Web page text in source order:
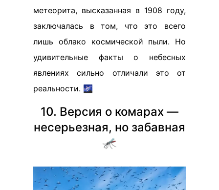
метеорита, высказанная в 1908 году,
заключалась в том, что это всего
лишь облако космической пыли. Но
удивительные факты о небесных
явлениях сильно отличали это от
реальности. 🌌
10. Версия о комарах —
несерьезная, но забавная
🦟